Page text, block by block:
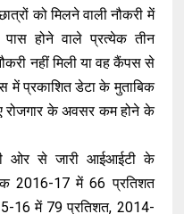
को मिलने वाली नौकरी में
होने वाले प्रत्येक तीन
नहीं मिली या वह कैंपस से
में प्रकाशित डेटा के मुताबिक
रोजगार के अवसर कम होने के
ओर से जारी आईआईटी के
2016-17 में 66 प्रतिशत
16 में 79 प्रतिशत, 2014-